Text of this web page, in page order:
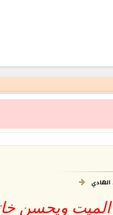
الهادي
الميت ويحسن